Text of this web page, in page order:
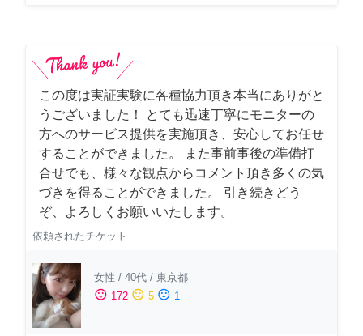
この度は実証実験に各種協力頂き本当にありがと
うございました！ とても迅速丁寧にモニターの
方へのサービス提供を実施頂き、安心してお任せ
することができました。 また事前事後の準備打
合せでも、様々な観点からコメント頂き多くの気
づきを得ることができました。 引き続きどう
ぞ、よろしくお願いいたします。
依頼されたチケット
女性 / 40代 / 東京都
sentiment_satisfied 172 sentiment_neutral 5 sentiment_dissatisfied 1